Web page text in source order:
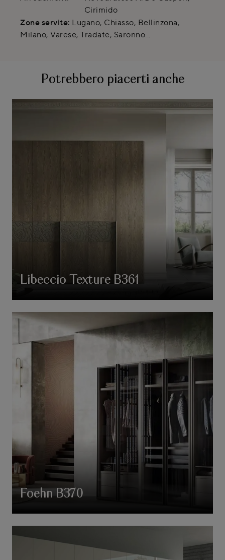
Cirimido
Zone servite: Lugano, Chiasso, Bellinzona,
Milano, Varese, Tradate, Saronno...
Potrebbero piacerti anche
Libeccio Texture B361
Foehn B370